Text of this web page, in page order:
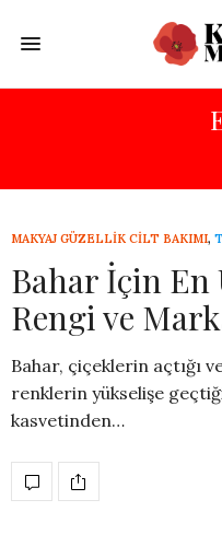
MAKYAJ GÜZELLIK CILT BAKIMI,
Bahar İçin En
Rengi ve
Bahar, çiçeklerin açtığı
renklerin yükselişe
kasvetinden…